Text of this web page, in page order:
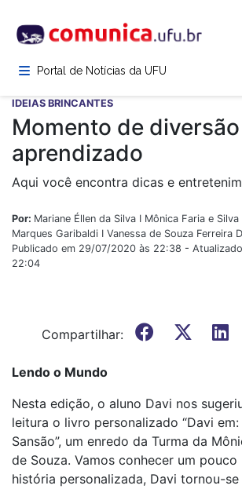
para
conteúdoPortal de Notícias da UFU
IDEIAS BRINCANTES
Momento de
aprendizado
Aqui você encontra dicas e
Por: Mariane Éllen da Silva I Mônica Faria e
Marques Garibaldi I Vanessa de Souza Ferreira
Publicado em 29/07/2020 às 22:38 -
22:04
Compartilhar:
Lendo o Mundo
Nesta edição, o aluno Davi nos
leitura o livro personalizado “Davi
Sansão”, um enredo da Turma da
de Souza. Vamos conhecer um pouco
história personalizada, Davi tornou-